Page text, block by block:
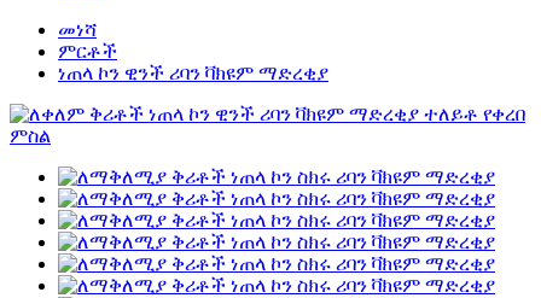
መነሻ
ምርቶች
ነጠላ ኮን ዊንች ሪባን ቫክዩም ማድረቂያ